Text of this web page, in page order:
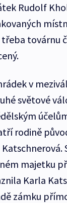
Rudolf
továrnu
v
světové
rodině
Katschnerová.
majetku
Karla
zámku